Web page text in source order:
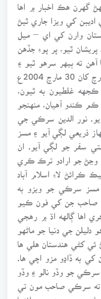
گهرن هڪ اخبار ۾ اها
کي ويزا جاري ٿيڻ
وارن کي اي – ميل
ٿيو، پر پوءِ جڏهن
آهن ته ٻيهر سرهو ٿيو ۽
غلطيون به ٿيون،
ڪندو آهيان، منهنجو
نور الدين سرڪي جي
ذريعي لڳي آيو ۽ مسز
سفر جو لڳي آيو. ان
جو ارادو ترڪ ڪري
ڪرائڻ لاءِ اسلام آباد
صاحب جن کي فون ڪيو
اها ڳالهه اڌ ۾ رهجي
جي دنيا جو ماڻهو
کڻي هندستان هلي ها
کي به ڏاڍو مزو اچي ها.
سرڪي جو وڏو نالو ۽ وڏو
ته سرڪي صاحب مون تي
جو بيحد ۽ بي انتها